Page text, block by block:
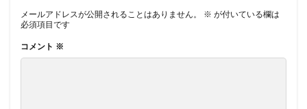
メールアドレスが公開されることはありません。 ※ が付いている欄は
必須項目です
コメント ※